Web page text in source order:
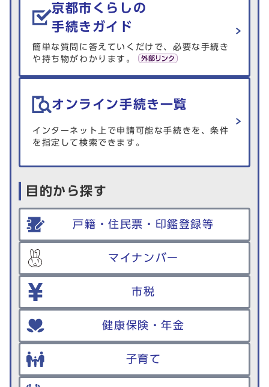
京都市くらしの
手続きガイド
簡単な質問に答えていくだけで、必要な手続き
や持ち物がわかります。
オンライン手続き一覧
インターネット上で申請可能な手続きを、条件
を指定して検索できます。
目的から探す
戸籍・住民票・印鑑登録等
マイナンバー
市税
健康保険・年金
子育て